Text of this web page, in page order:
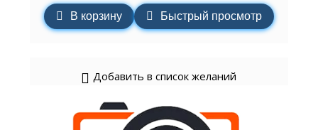
В корзину Быстрый просмотр
Добавить в список желаний